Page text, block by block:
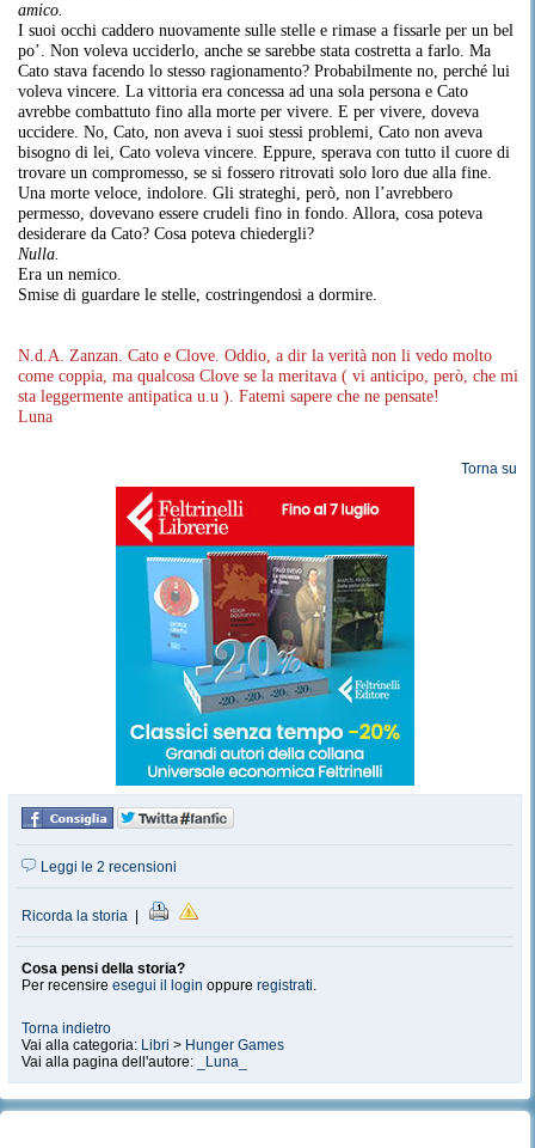
amico.
I suoi occhi caddero nuovamente sulle stelle e rimase a fissarle per un bel
po’. Non voleva ucciderlo, anche se sarebbe stata costretta a farlo. Ma
Cato stava facendo lo stesso ragionamento? Probabilmente no, perché lui
voleva vincere. La vittoria era concessa ad una sola persona e Cato
avrebbe combattuto fino alla morte per vivere. E per vivere, doveva
uccidere. No, Cato, non aveva i suoi stessi problemi, Cato non aveva
bisogno di lei, Cato voleva vincere. Eppure, sperava con tutto il cuore di
trovare un compromesso, se si fossero ritrovati solo loro due alla fine.
Una morte veloce, indolore. Gli strateghi, però, non l’avrebbero
permesso, dovevano essere crudeli fino in fondo. Allora, cosa poteva
desiderare da Cato? Cosa poteva chiedergli?
Nulla.
Era un nemico.
Smise di guardare le stelle, costringendosi a dormire.
N.d.A. Zanzan. Cato e Clove. Oddio, a dir la verità non li vedo molto
come coppia, ma qualcosa Clove se la meritava ( vi anticipo, però, che mi
sta leggermente antipatica u.u ). Fatemi sapere che ne pensate!
Luna
Torna su
Leggi le 2 recensioni
Ricorda la storia
Cosa pensi della storia?
Per recensire esegui il login oppure registrati.
Torna indietro
Vai alla categoria: Libri > Hunger Games
Vai alla pagina dell'autore:
_Luna_